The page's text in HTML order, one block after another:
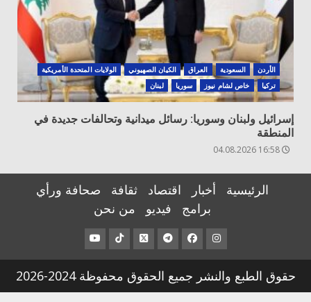
الأردن السعودية العراق الكيان الصهيوني
الولايات المتحدة الأمريكية
تركيا
خاص لشام نيوز سوريا لبنان
إسرائيل ولبنان وسوريا: رسائل ميدانية وتحالفات جديدة في
المنطقة
الرئيسية أخبار اقتصاد ثقافة
صحافة ورأي
برامج
فيديو من نحن
عنصر
القائمة
عنصر
القائمة
عنصر
القائمة
عنصر
القائمة
عنصر
القائمة
عنصر
القائمة
حقوق الطبع والنشر جميع الحقوق محفوظة 2024-2026